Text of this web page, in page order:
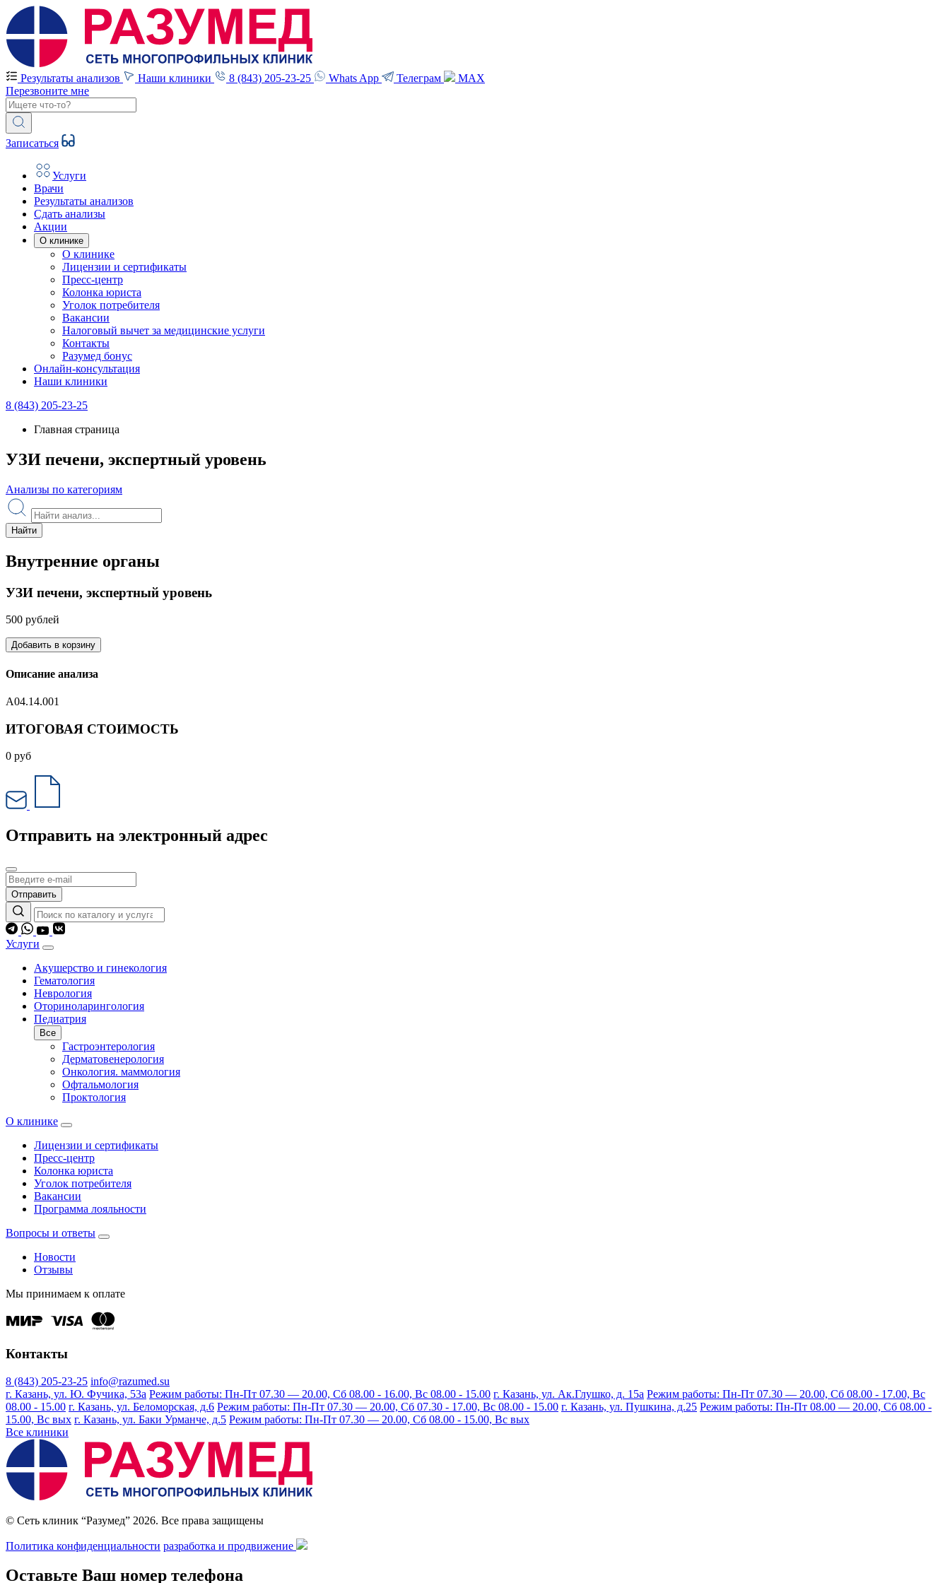
Результаты анализов Наши клиники 8 (843) 205-23-25 Whats App Телеграм
MAX
Перезвоните мне
Записаться
Услуги
Врачи
Результаты анализов
Сдать анализы
Акции
О клинике
О клинике
Лицензии и сертификаты
Пресс-центр
Колонка юриста
Уголок потребителя
Вакансии
Налоговый вычет за медицинские услуги
Контакты
Разумед бонус
Онлайн-консультация
Наши клиники
8 (843) 205-23-25
Главная страница
УЗИ печени, экспертный уровень
Анализы по категориям
Найти
Внутренние органы
УЗИ печени, экспертный уровень
500 рублей
Добавить в корзину
Описание анализа
A04.14.001
ИТОГОВАЯ СТОИМОСТЬ
0 руб
Отправить на электронный адрес
Отправить
Услуги
Акушерство и гинекология
Гематология
Неврология
Оториноларингология
Педиатрия
Все
Гастроэнтерология
Дерматовенерология
Онкология. маммология
Офтальмология
Проктология
О клинике
Лицензии и сертификаты
Пресс-центр
Колонка юриста
Уголок потребителя
Вакансии
Программа лояльности
Вопросы и ответы
Новости
Отзывы
Мы принимаем к оплате
Контакты
8 (843) 205-23-25 info@razumed.su
г. Казань, ул. Ю. Фучика, 53а Режим работы: Пн-Пт 07.30 — 20.00, Сб 08.00 - 16.00, Вс 08.00 - 15.00 г. Казань, ул. Ак.Глушко, д. 15а Режим работы: Пн-Пт 07.30 — 20.00, Сб 08.00 - 17.00, Вс
08.00 - 15.00 г. Казань, ул. Беломорская, д.6 Режим работы: Пн-Пт 07.30 — 20.00, Сб 07.30 - 17.00, Вс 08.00 - 15.00 г. Казань, ул. Пушкина, д.25 Режим работы: Пн-Пт 08.00 — 20.00, Сб 08.00 -
15.00, Вс вых г. Казань, ул. Баки Урманче, д.5 Режим работы: Пн-Пт 07.30 — 20.00, Сб 08.00 - 15.00, Вс вых
Все клиники
© Сеть клиник “Разумед” 2026. Все права защищены
Политика конфиденциальности разработка и продвижение
Оставьте Ваш номер телефона